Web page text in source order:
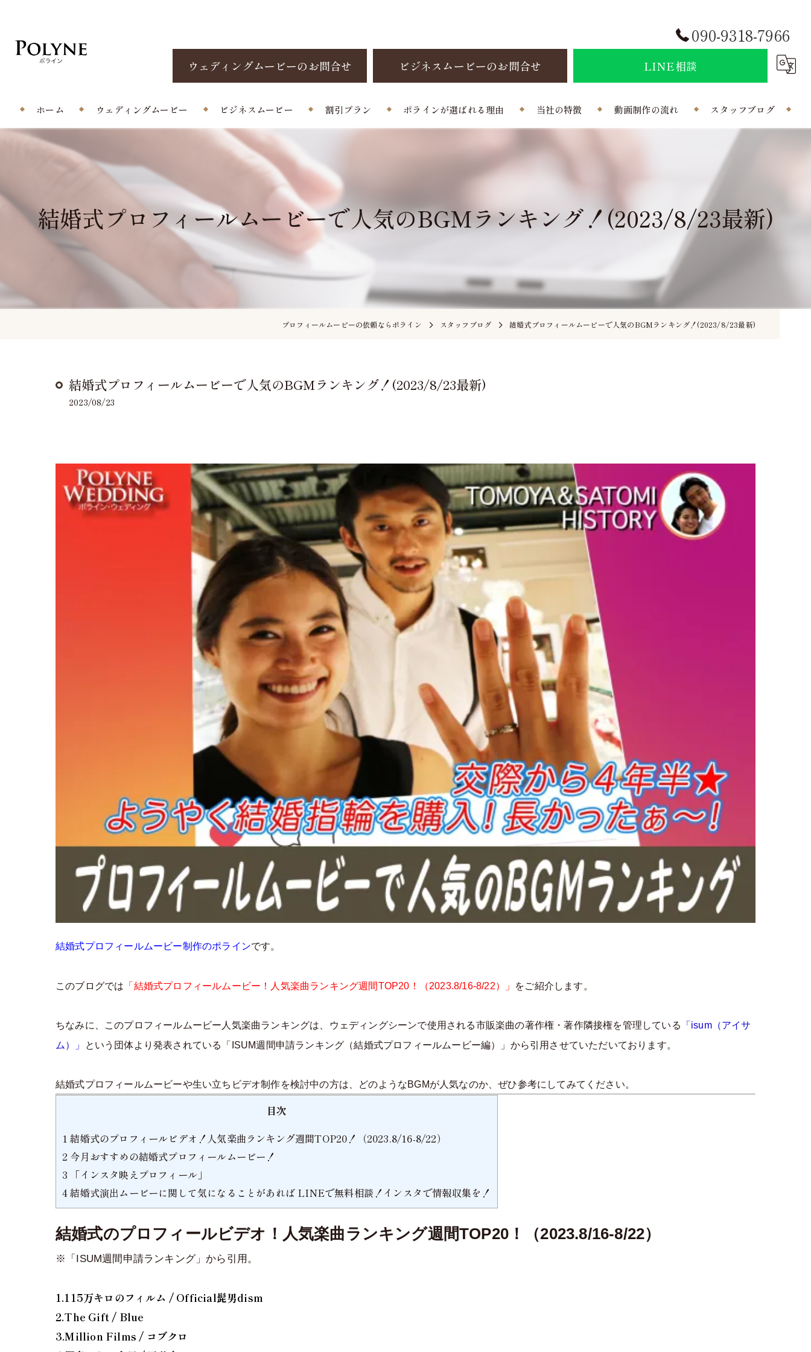
090-9318-7966
ウェディングムービーのお問合せ ビジネスムービーのお問合せ LINE相談
ホーム ウェディングムービー
エンドロール/当日撮影
オープニングムービー
ビジネスムービー 割引プラン ポラインが選ばれる理由 当社の特徴
結婚式
曲
動画制作の流れ スタッフブログ
ポラインのコラム
結婚式プロフィールムービーで人気のBGMランキング！(2023/8/23最新)
プロフィールムービーの依頼ならポライン スタッフブログ 結婚式プロフィールムービーで人気のBGMランキング！(2023/8/23最新)
結婚式プロフィールムービーで人気のBGMランキング！(2023/8/23最新)
2023/08/23
結婚式プロフィールムービー制作のポラインです。
このブログでは 「結婚式プロフィールムービー！人気楽曲ランキング週間TOP20！（2023.8/16-8/22）」 をご紹介します。
ちなみに、このプロフィールムービー人気楽曲ランキングは、ウェディングシーンで使用される市販楽曲の著作権・著作隣接権を管理している
「isum（アイサ
ム）」
という団体より発表されている「ISUM週間申請ランキング（結婚式プロフィールムービー編）」から引用させていただいております。
結婚式プロフィールムービーや生い立ちビデオ制作を検討中の方は、どのようなBGMが人気なのか、ぜひ参考にしてみてください。
目次
1 結婚式のプロフィールビデオ！人気楽曲ランキング週間TOP20！（2023.8/16-8/22）
2 今月おすすめの結婚式プロフィールムービー！
3 「インスタ映えプロフィール」
4結婚式演出ムービーに関して気になることがあれば LINEで無料相談！インスタで情報収集を！
結婚式のプロフィールビデオ！人気楽曲ランキング週間TOP20！（2023.8/16-8/22）
※「ISUM週間申請ランキング」から引用。
1.115万キロのフィルム / Official髭男dism
2.The Gift / Blue
3.Million Films / コブクロ